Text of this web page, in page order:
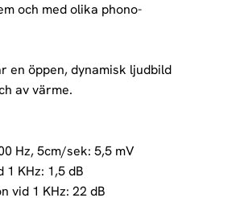
och med olika phono-
en öppen, dynamisk ljudbild
av värme.
Hz, 5cm/sek: 5,5 mV
1 KHz: 1,5 dB
vid 1 KHz: 22 dB